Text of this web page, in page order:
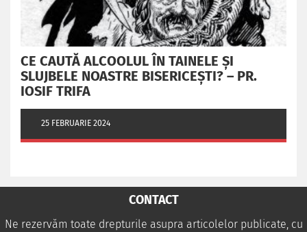
CE CAUTĂ ALCOOLUL ÎN TAINELE ŞI
SLUJBELE NOASTRE BISERICEŞTI? – PR.
IOSIF TRIFA
25 FEBRUARIE 2024
CONTACT
Ne rezervăm toate drepturile asupra articolelor publicate, cu